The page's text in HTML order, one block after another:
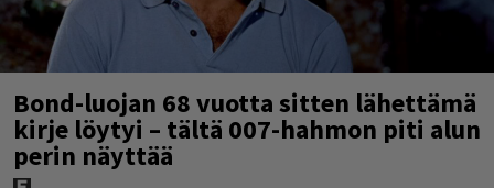
Bond-luojan 68 vuotta sitten lähettämä
kirje löytyi – tältä 007-hahmon piti alun
perin näyttää